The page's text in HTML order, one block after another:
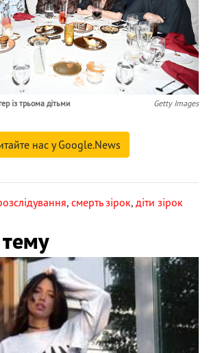
із трьома дітьми Getty Images
нас у Google.News
, смерть зірок, діти зірок
тему